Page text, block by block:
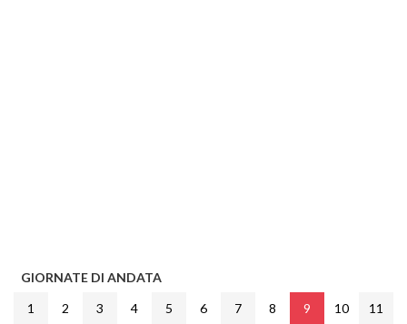
GIORNATE DI ANDATA
1
2 3 4 5 6 7 8 9 10 11